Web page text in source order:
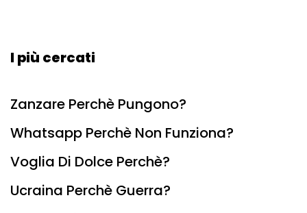
I più cercati
Zanzare Perchè Pungono?
Whatsapp Perchè Non Funziona?
Voglia Di Dolce Perchè?
Ucraina Perchè Guerra?